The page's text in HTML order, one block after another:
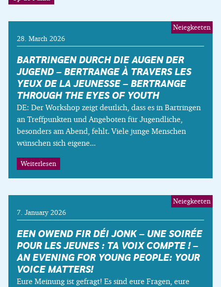
BARTRINGEN DURCH DIE AUGEN DER
JUGEND – BERTRANGE À TRAVERS LES
YEUX DE LA JEUNESSE – BERTRANGE
THROUGH THE EYES OF YOUTH
DE: Der Workshop zeigt deutlich, dass es in Bartringen
an Treffpunkten und Angeboten für Jugendliche,
besonders am Abend, fehlt. Viele junge Menschen
wünschen sich eigene...
Weiterlesen
28. March 2026
Neiegkeeten
EEN OWEND FIR DÉI JONK – UNE SOIRÉE
POUR LES JEUNES : TA VOIX COMPTE ! –
AN EVENING FOR YOUNG PEOPLE: YOUR
VOICE MATTERS!
Eure Meinung ist gefragt! Es sind eure Fragen, eure
7. January 2026
Neiegkeeten